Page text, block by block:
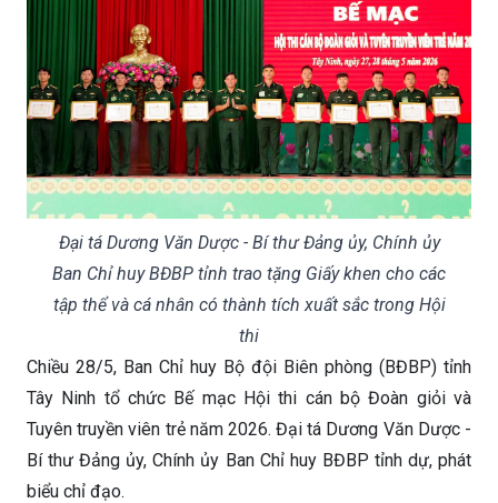
Đại tá Dương Văn Dược - Bí thư Đảng ủy, Chính ủy
Ban Chỉ huy BĐBP tỉnh trao tặng Giấy khen cho các
tập thể và cá nhân có thành tích xuất sắc trong Hội
thi
Chiều 28/5, Ban Chỉ huy Bộ đội Biên phòng (BĐBP) tỉnh
Tây Ninh tổ chức Bế mạc Hội thi cán bộ Đoàn giỏi và
Tuyên truyền viên trẻ năm 2026. Đại tá Dương Văn Dược -
Bí thư Đảng ủy, Chính ủy Ban Chỉ huy BĐBP tỉnh dự, phát
biểu chỉ đạo.